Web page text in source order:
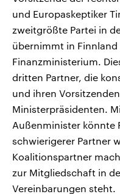
und Europaskeptiker
zweitgrößte Partei in
übernimmt in
Finanzministerium.
dritten Partner, die
und ihren
Ministerpräsidenten.
Außenminister könnte
schwierigerer Partner
Koalitionspartner
zur Mitgliedschaft in
Vereinbarungen steht.